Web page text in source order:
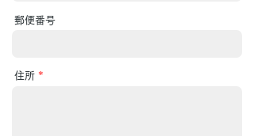
郵便番号
住所 *